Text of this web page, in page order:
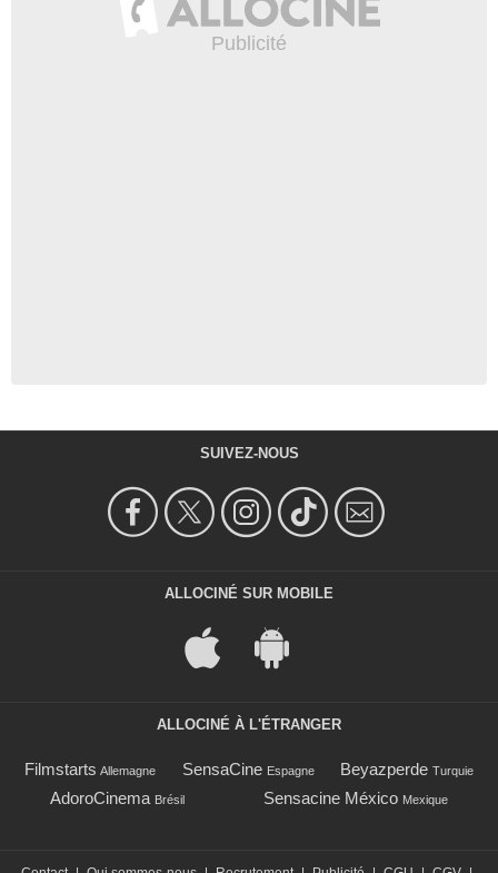
SUIVEZ-NOUS
ALLOCINÉ SUR MOBILE
ALLOCINÉ À L'ÉTRANGER
Filmstarts Allemagne SensaCine Espagne Beyazperde Turquie
AdoroCinema Brésil Sensacine México Mexique